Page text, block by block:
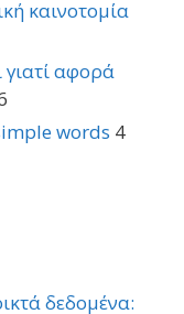
καινοτομία
γιατί αφορά
words 4
δεδομένα: